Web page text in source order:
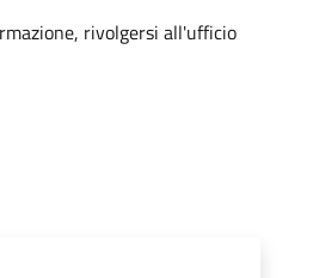
rivolgersi all'ufficio